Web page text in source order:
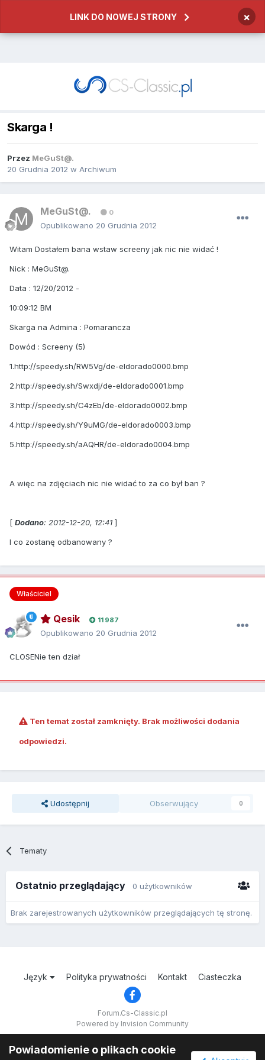
LINK DO NOWEJ STRONY ×
Skarga !
Przez MeGuSt@.
20 Grudnia 2012 w Archiwum
MeGuSt@. 0
Opublikowano 20 Grudnia 2012
Witam Dostałem bana wstaw screeny jak nic nie widać !
Nick : MeGuSt@.
Data : 12/20/2012 -
10:09:12 BM
Skarga na Admina : Pomarancza
Dowód : Screeny (5)
1.http://speedy.sh/RW5Vg/de-eldorado0000.bmp
2.http://speedy.sh/Swxdj/de-eldorado0001.bmp
3.http://speedy.sh/C4zEb/de-eldorado0002.bmp
4.http://speedy.sh/Y9uMG/de-eldorado0003.bmp
5.http://speedy.sh/aAQHR/de-eldorado0004.bmp
A więc na zdjęciach nic nie widać to za co był ban ?
[ Dodano: 2012-12-20, 12:41 ]
I co zostanę odbanowany ?
Właściciel
Qesik 11 987
Opublikowano 20 Grudnia 2012
CLOSENie ten dział
Ten temat został zamknięty. Brak możliwości dodania
odpowiedzi.
Udostępnij Obserwujący 0
Tematy
Ostatnio przeglądający 0 użytkowników
Brak zarejestrowanych użytkowników przeglądających tę stronę.
Język Polityka prywatności Kontakt Ciasteczka
Forum.Cs-Classic.pl
Powered by Invision Community
Powiadomienie o plikach cookie